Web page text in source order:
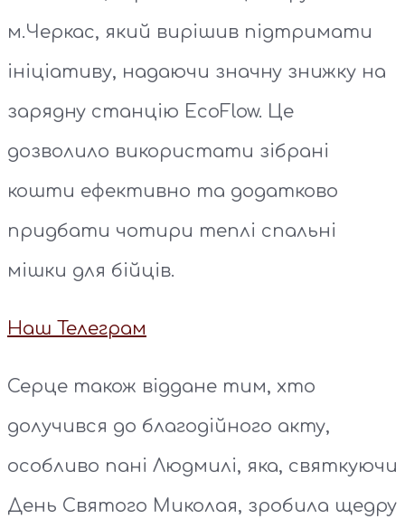
м.Черкас, який вирішив підтримати
ініціативу, надаючи значну знижку на
зарядну станцію EcoFlow. Це
дозволило використати зібрані
кошти ефективно та додатково
придбати чотири теплі спальні
мішки для бійців.
Наш Телеграм
Серце також віддане тим, хто
долучився до благодійного акту,
особливо пані Людмилі, яка, святкуючи
День Святого Миколая, зробила щедру